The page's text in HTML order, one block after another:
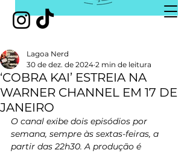
‘COBRA KAI’ ESTREIA NA
WARNER CHANNEL EM 17 DE
JANEIRO
Lagoa Nerd
30 de dez. de 2024 2 min de leitura
O canal exibe dois episódios por
semana, sempre às sextas-feiras, a
partir das 22h30. A produção é